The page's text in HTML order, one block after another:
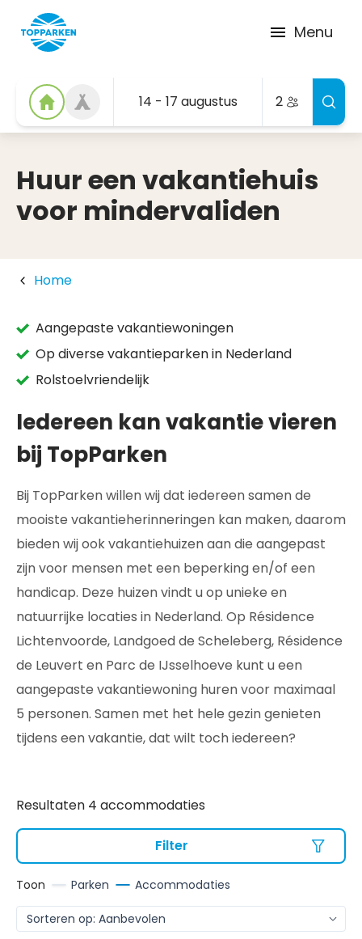
Menu
14 - 17 augustus 2
Huur een vakantiehuis
voor mindervaliden
Home
Aangepaste vakantiewoningen
Op diverse vakantieparken in Nederland
Rolstoelvriendelijk
Iedereen kan vakantie vieren
bij TopParken
Bij TopParken willen wij dat iedereen samen de
mooiste vakantieherinneringen kan maken, daarom
bieden wij ook vakantiehuizen aan die aangepast
zijn voor mensen met een beperking en/of een
handicap. Deze huizen vindt u op unieke en
natuurrijke locaties in Nederland. Op Résidence
Lichtenvoorde, Landgoed de Scheleberg, Résidence
de Leuvert en Parc de IJsselhoeve kunt u een
aangepaste vakantiewoning huren voor maximaal
5 personen. Samen met het hele gezin genieten
tijdens een vakantie, dat wilt toch iedereen?
Resultaten 4 accommodaties
Filter
Toon Parken Accommodaties